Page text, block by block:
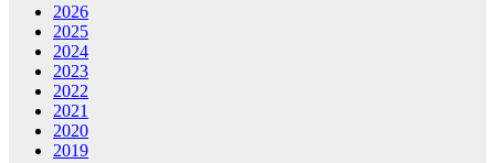
2026
2025
2024
2023
2022
2021
2020
2019